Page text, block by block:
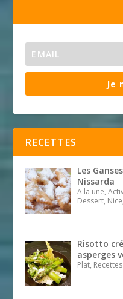
Je
RECETTES
Les
Nissarda
A la une,
Dessert,
Risotto
asperges
Plat, Recettes